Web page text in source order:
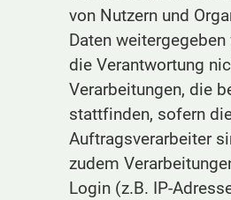
von Nutzern und
Daten
die Verantwortung
Verarbeitungen, die
stattfinden, sofern
Auftragsverarbeiter
zudem
Login (z.B. IP-